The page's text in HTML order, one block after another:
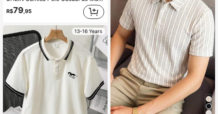
R$79,95
13-16 Years